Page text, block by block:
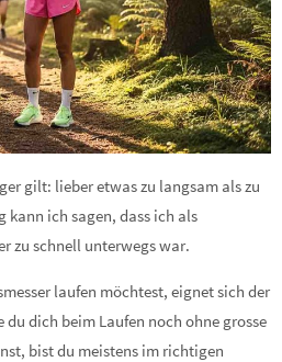
gilt: lieber etwas zu langsam als zu
kann ich sagen, dass ich als
zu schnell unterwegs war.
laufen möchtest, eignet sich der
du dich beim Laufen noch ohne grosse
bist du meistens im richtigen